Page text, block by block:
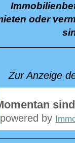
oder
Zur Anzeige
powered by